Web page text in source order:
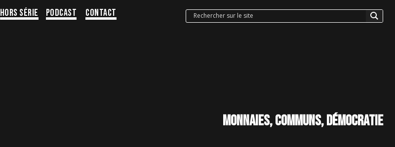
Hors série Podcast Contact
Monnaies, communs, démocratie